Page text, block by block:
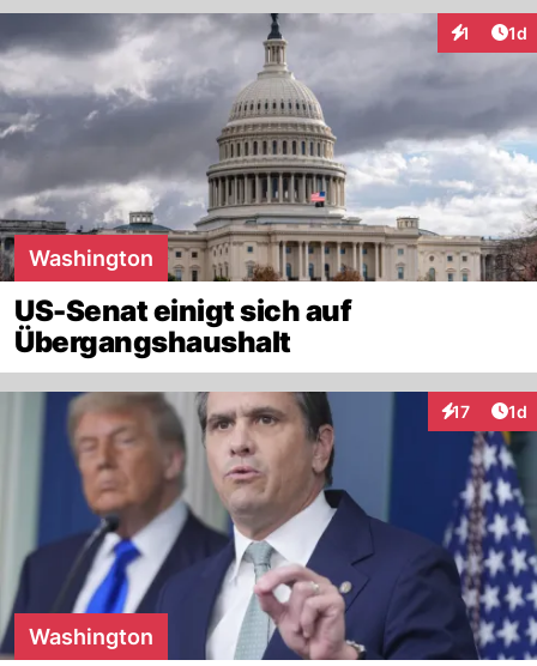
1 1d
Washington
US-Senat einigt sich auf
Übergangshaushalt
17 1d
Washington